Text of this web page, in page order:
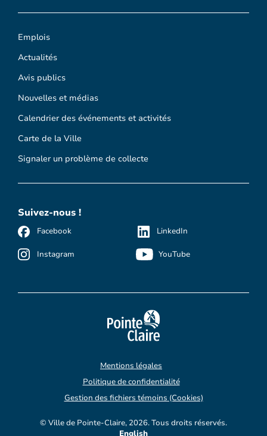
Emplois
Actualités
Avis publics
Nouvelles et médias
Calendrier des événements et activités
Carte de la Ville
Signaler un problème de collecte
Suivez-nous !
Facebook
Instagram
LinkedIn
YouTube
© Ville de Pointe-Claire, 2026. Tous droits réservés.
Mentions légales
Politique de confidentialité
Gestion des fichiers témoins (Cookies)
English